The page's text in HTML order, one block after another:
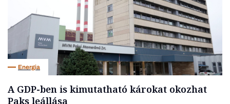
Energia
A GDP-ben is kimutatható károkat okozhat
Paks leállása